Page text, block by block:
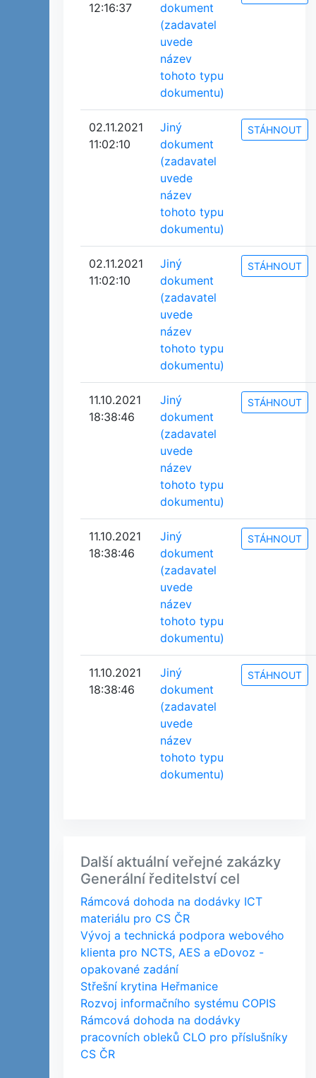
12:16:37
dokument
(zadavatel
uvede
název
tohoto typu
dokumentu)
02.11.2021
11:02:10
Jiný
dokument
(zadavatel
uvede
název
tohoto typu
dokumentu)
STÁHNOUT
02.11.2021
11:02:10
Jiný
dokument
(zadavatel
uvede
název
tohoto typu
dokumentu)
STÁHNOUT
11.10.2021
18:38:46
Jiný
dokument
(zadavatel
uvede
název
tohoto typu
dokumentu)
STÁHNOUT
11.10.2021
18:38:46
Jiný
dokument
(zadavatel
uvede
název
tohoto typu
dokumentu)
STÁHNOUT
11.10.2021
18:38:46
Jiný
dokument
(zadavatel
uvede
název
tohoto typu
dokumentu)
STÁHNOUT
Další aktuální veřejné zakázky
Generální ředitelství cel
Rámcová dohoda na dodávky ICT
materiálu pro CS ČR
Vývoj a technická podpora webového
klienta pro NCTS, AES a eDovoz -
opakované zadání
Střešní krytina Heřmanice
Rozvoj informačního systému COPIS
Rámcová dohoda na dodávky
pracovních obleků CLO pro příslušníky
CS ČR